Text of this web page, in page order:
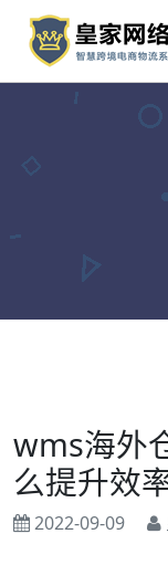
wms海外
么提升效
2022-09-09